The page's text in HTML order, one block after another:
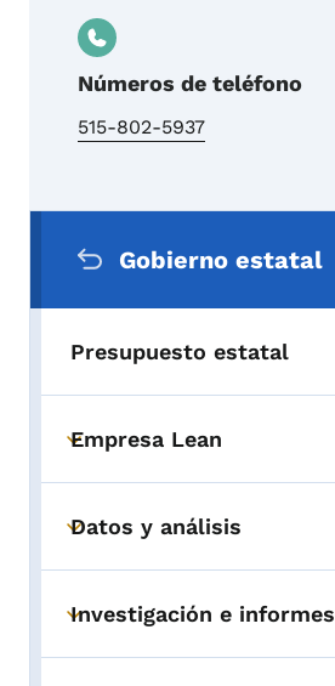
Números de teléfono
515-802-5937
Gobierno estatal
Presupuesto estatal
Toggle submenu
Empresa Lean
Toggle submenu
Datos y análisis
Toggle submenu
Investigación e informes